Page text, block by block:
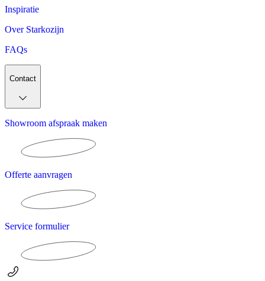
Inspiratie
Over Starkozijn
FAQs
Contact
Showroom afspraak maken
Offerte aanvragen
Service formulier